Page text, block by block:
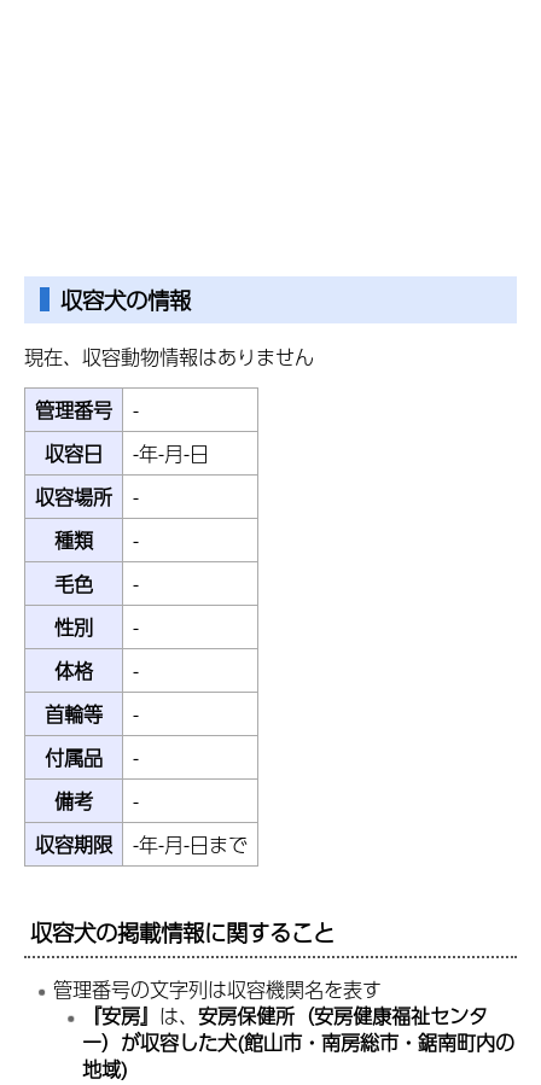
収容犬の情報
現在、収容動物情報はありません
管理番号
-
収容日
-年-月-日
収容場所
-
種類
-
毛色
-
性別
-
体格
-
首輪等
-
付属品
-
備考
-
収容期限
-年-月-日まで
収容犬の掲載情報に関すること
管理番号の文字列は収容機関名を表す
『安房』 は、安房保健所（安房健康福祉センタ
ー）が収容した犬(館山市・南房総市・鋸南町内の
地域)